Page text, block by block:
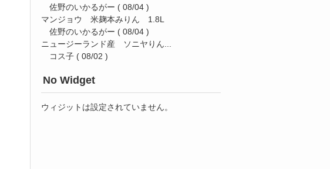
佐野のいかるがー ( 08/04 )
マンジョウ 米麹本みりん 1.8L
佐野のいかるがー ( 08/04 )
ニュージーランド産 ソニヤりん...
コス子 ( 08/02 )
No Widget
ウィジットは設定されていません。